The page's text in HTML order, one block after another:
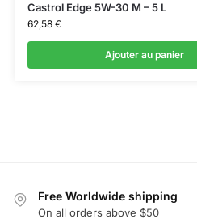
Castrol Edge 5W-30 M – 5 L
62,58 €
Ajouter au panier
Free Worldwide shipping
On all orders above $50